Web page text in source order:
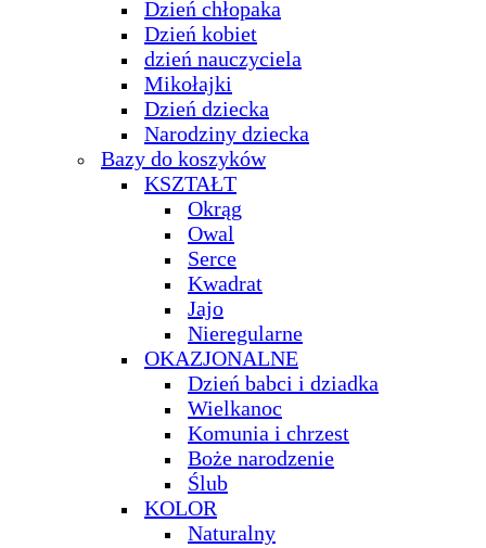
Dzień chłopaka
Dzień kobiet
dzień nauczyciela
Mikołajki
Dzień dziecka
Narodziny dziecka
Bazy do koszyków
KSZTAŁT
Okrąg
Owal
Serce
Kwadrat
Jajo
Nieregularne
OKAZJONALNE
Dzień babci i dziadka
Wielkanoc
Komunia i chrzest
Boże narodzenie
Ślub
KOLOR
Naturalny